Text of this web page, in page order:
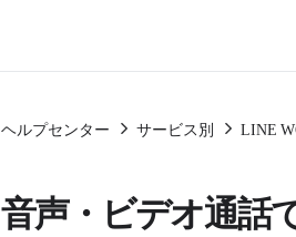
ヘルプセンター サービス別 LINE
音声・ビデオ通話